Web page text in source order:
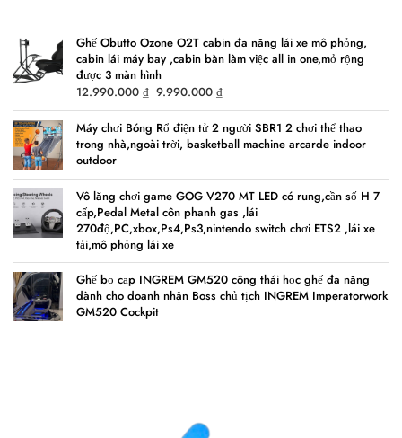
Ghế Obutto Ozone O2T cabin đa năng lái xe mô phỏng,
cabin lái máy bay ,cabin bàn làm việc all in one,mở rộng
được 3 màn hình
12.990.000₫ Original
price
was:
12.990.000 ₫.
9.990.000 ₫
price
is:
9.990.000 ₫.
Máy chơi Bóng Rổ điện tử 2 người SBR1 2 chơi thể thao
trong nhà,ngoài trời, basketball machine arcarde indoor
outdoor
Vô lăng chơi game GOG V270 MT LED có rung,cần số H 7
cấp,Pedal Metal côn phanh gas ,lái
270độ,PC,xbox,Ps4,Ps3,nintendo switch chơi ETS2 ,lái xe
tải,mô phỏng lái xe
Ghế bọ cạp INGREM GM520 công thái học ghế đa năng
dành cho doanh nhân Boss chủ tịch INGREM Imperatorwork
GM520 Cockpit